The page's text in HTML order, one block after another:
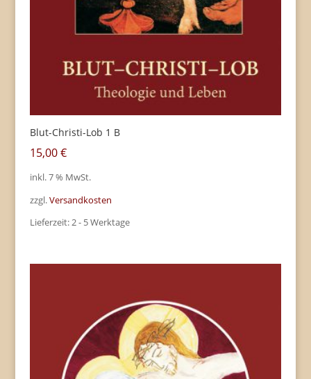
Blut-Christi-Lob 1 B
15,00€
inkl. 7 % MwSt.
zzgl.Versandkosten
Lieferzeit:2 - 5 Werktage